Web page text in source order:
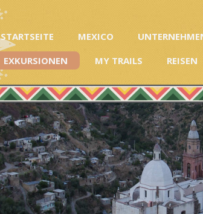
STARTSEITE MEXICO
EXKURSIONEN
MY TRAILS REISEN